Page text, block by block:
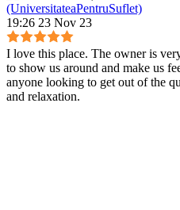
(UniversitateaPentruSuflet)
19:26 23 Nov 23
I love this place. The owner is
to show us around and make us
anyone looking to get out of the
and relaxation.